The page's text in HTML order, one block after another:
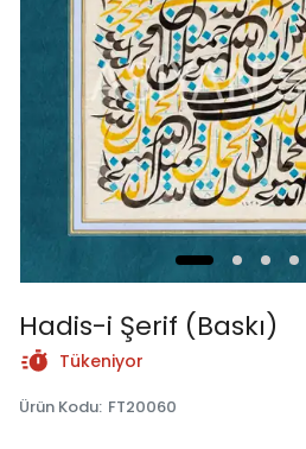
Hadis-i Şerif (Baskı)
Tükeniyor
Ürün Kodu: FT20060